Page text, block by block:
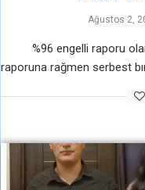
Ağustos 2,
%96 engelli raporu olan
raporuna rağmen serbest